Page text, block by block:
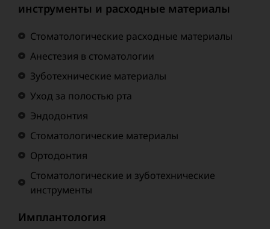
инструменты и расходные материалы
Стоматологические расходные материалы
Анестезия в стоматологии
Зуботехнические материалы
Уход за полостью рта
Эндодонтия
Стоматологические материалы
Ортодонтия
Стоматологические и зуботехнические
инструменты
Имплантология